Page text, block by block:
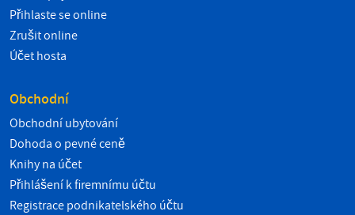
Přihlaste se online
Zrušit online
Účet hosta
Obchodní
Obchodní ubytování
Dohoda o pevné ceně
Knihy na účet
Přihlášení k firemnímu účtu
Registrace podnikatelského účtu